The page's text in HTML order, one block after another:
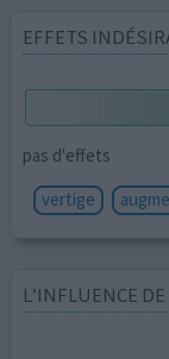
EFFETS
pas d'effets
vertige
L’INFLUENCE